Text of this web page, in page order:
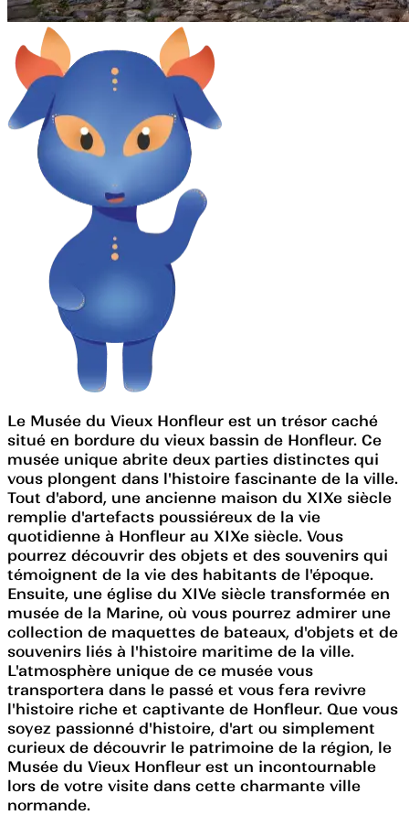
Le Musée du Vieux Honfleur est un trésor caché
situé en bordure du vieux bassin de Honfleur. Ce
musée unique abrite deux parties distinctes qui
vous plongent dans l'histoire fascinante de la ville.
Tout d'abord, une ancienne maison du XIXe siècle
remplie d'artefacts poussiéreux de la vie
quotidienne à Honfleur au XIXe siècle. Vous
pourrez découvrir des objets et des souvenirs qui
témoignent de la vie des habitants de l'époque.
Ensuite, une église du XIVe siècle transformée en
musée de la Marine, où vous pourrez admirer une
collection de maquettes de bateaux, d'objets et de
souvenirs liés à l'histoire maritime de la ville.
L'atmosphère unique de ce musée vous
transportera dans le passé et vous fera revivre
l'histoire riche et captivante de Honfleur. Que vous
soyez passionné d'histoire, d'art ou simplement
curieux de découvrir le patrimoine de la région, le
Musée du Vieux Honfleur est un incontournable
lors de votre visite dans cette charmante ville
normande.